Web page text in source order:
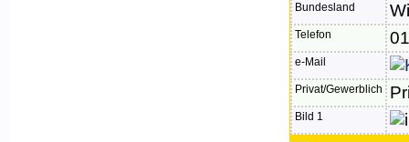
Bundesland
Telefon
e-Mail
Privat/Gewerblich
Bild 1